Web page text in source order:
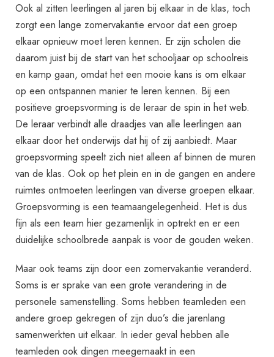
Ook al zitten leerlingen al jaren bij elkaar in de klas, toch
zorgt een lange zomervakantie ervoor dat een groep
elkaar opnieuw moet leren kennen. Er zijn scholen die
daarom juist bij de start van het schooljaar op schoolreis
en kamp gaan, omdat het een mooie kans is om elkaar
op een ontspannen manier te leren kennen. Bij een
positieve groepsvorming is de leraar de spin in het web.
De leraar verbindt alle draadjes van alle leerlingen aan
elkaar door het onderwijs dat hij of zij aanbiedt. Maar
groepsvorming speelt zich niet alleen af binnen de muren
van de klas. Ook op het plein en in de gangen en andere
ruimtes ontmoeten leerlingen van diverse groepen elkaar.
Groepsvorming is een teamaangelegenheid. Het is dus
fijn als een team hier gezamenlijk in optrekt en er een
duidelijke schoolbrede aanpak is voor de gouden weken.
Maar ook teams zijn door een zomervakantie veranderd.
Soms is er sprake van een grote verandering in de
personele samenstelling. Soms hebben teamleden een
andere groep gekregen of zijn duo’s die jarenlang
samenwerkten uit elkaar. In ieder geval hebben alle
teamleden ook dingen meegemaakt in een